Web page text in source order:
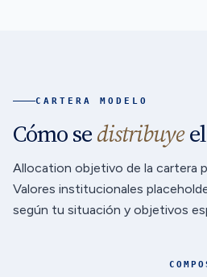
CARTERA MODELO
Cómo sedistribuye
Allocation objetivo de la cartera
Valores institucionales
según tu situación y objetivos